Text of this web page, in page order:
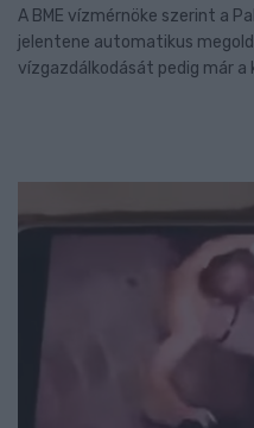
A BME vízmérnöke szerint a
jelentene automatikus
vízgazdálkodását pedig már a